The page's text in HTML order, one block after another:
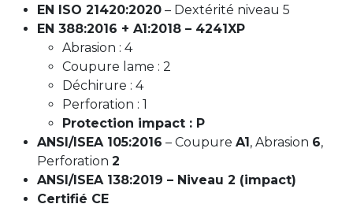
EN ISO 21420:2020 – Dextérité niveau 5
EN 388:2016 + A1:2018 – 4241XP
Abrasion : 4
Coupure lame : 2
Déchirure : 4
Perforation : 1
Protection impact : P
ANSI/ISEA 105:2016 – Coupure A1, Abrasion 6,
Perforation 2
ANSI/ISEA 138:2019 – Niveau 2 (impact)
Certifié CE